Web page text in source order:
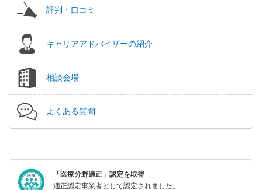
評判・口コミ
キャリアアドバイザーの紹介
相談会場
よくある質問
「医療分野適正」認定を取得
適正認定事業者として認定されました。